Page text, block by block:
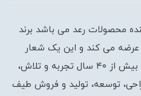
محصولات رعد می باشد برند
عرضه می کند و این یک شعار
نبوده بلکه باور و هدف ما است. بیش از ۴۰ سال تجربه و تلاش،
توسعه، تولید و فروش طیف